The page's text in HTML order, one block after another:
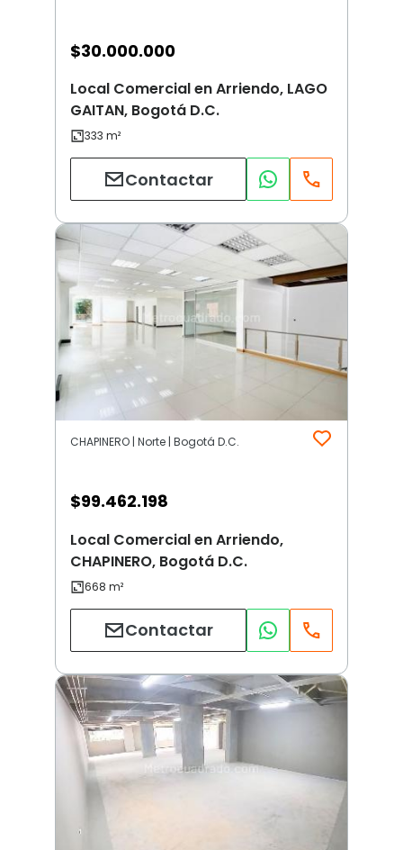
$30.000.000
Local Comercial en Arriendo, LAGO
GAITAN, Bogotá D.C.
Contactar
CHAPINERO | Norte | Bogotá D.C.
$99.462.198
Local Comercial en Arriendo,
CHAPINERO, Bogotá D.C.
Contactar